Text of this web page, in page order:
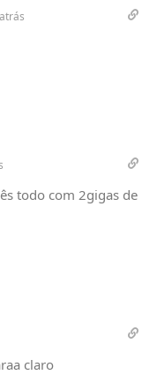
todo com 2gigas de
claro